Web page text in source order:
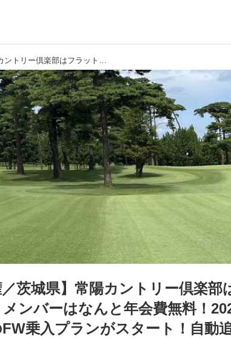
【ゴルフ会員権／茨城県】常陽カントリー倶楽部はフラットで雄大な18ホール！メンバーはなんと年会費無料！2025年より夏限定で乗用カートのFW乗入プランがスタート！自動追従型カートも導入し、セルフプレーも対応！
／茨城県】常陽カントリー倶楽
ンバーはなんと年会費無料！
乗入プランがスタート！自動